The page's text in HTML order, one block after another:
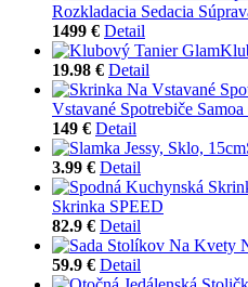
Rozkladacia Sedacia
1499 € Detail
19.98 € Detail
Vstavané Spotrebiče
149 € Detail
3.99 € Detail
Skrinka SPEED
82.9 € Detail
59.9 € Detail